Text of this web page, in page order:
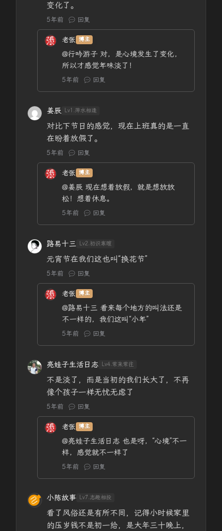
变化了。
5年前 回复
老张 博主
@行吟游子 对，是心境发生了变化，
所以才感觉年味淡了！
5年前 回复
姜辰 Lv1.萍水相逢
对比下节日的感觉，现在上班真的是一直
在盼着放假了。
5年前 回复
老张 博主
@姜辰 现在想着放假，就是想放放
松！想着休息。
5年前 回复
路易十三 Lv2.初识寒暄
元宵节在我们这也叫“换花节”
5年前 回复
老张 博主
@路易十三 看来每个地方的叫法还是
不一样的，我们这叫“小年”
5年前 回复
亮娃子生活日志 Lv4.常来常往
不是淡了，而是当初的我们长大了，不再
像个孩子一样无忧无虑了
5年前 回复
老张 博主
@亮娃子生活日志 也是呀，“心境”不一
样，感觉就不一样了
5年前 回复
小陈故事 Lv7.志趣相投
看了风俗还是有所不同，记得小时候家里
的压岁钱不是初一给，是大年三十晚上，